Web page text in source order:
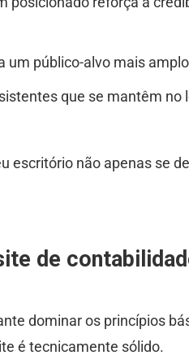
um público-alvo mais
que se mantêm no
escritório não apenas se
de
dominar os princípios
é tecnicamente sólido.